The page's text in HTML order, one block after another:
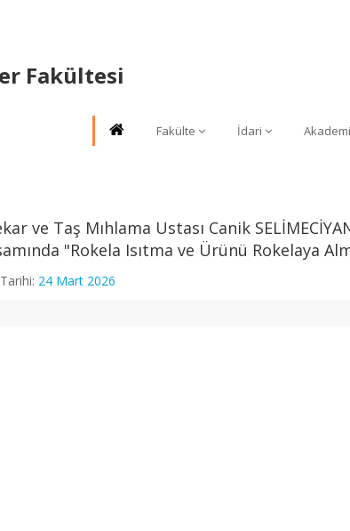
Fakültesi
Fakülte İdari
ve Taş Mıhlama Ustası Canik
"Rokela Isıtma ve Ürünü Rokelaya
24 Mart 2026